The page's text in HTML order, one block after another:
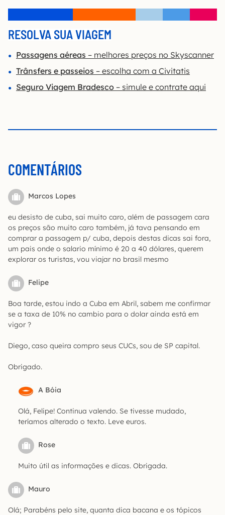
RESOLVA SUA VIAGEM
Passagens aéreas – melhores preços no Skyscanner
Trânsfers e passeios – escolha com a Civitatis
Seguro Viagem Bradesco – simule e contrate aqui
COMENTÁRIOS
Marcos Lopes
eu desisto de cuba, sai muito caro, além de passagem cara
os preços são muito caro também, já tava pensando em
comprar a passagem p/ cuba, depois destas dicas sai fora,
um pais onde o salario mínimo é 20 a 40 dólares, querem
explorar os turistas, vou viajar no brasil mesmo
Felipe
Boa tarde, estou indo a Cuba em Abril, sabem me confirmar
se a taxa de 10% no cambio para o dolar ainda está em
vigor ?
Diego, caso queira compro seus CUCs, sou de SP capital.
Obrigado.
A Bóia
Olá, Felipe! Continua valendo. Se tivesse mudado,
teríamos alterado o texto. Leve euros.
Rose
Muito útil as informações e dicas. Obrigada.
Mauro
Olá; Parabéns pelo site, quanta dica bacana e os tópicos